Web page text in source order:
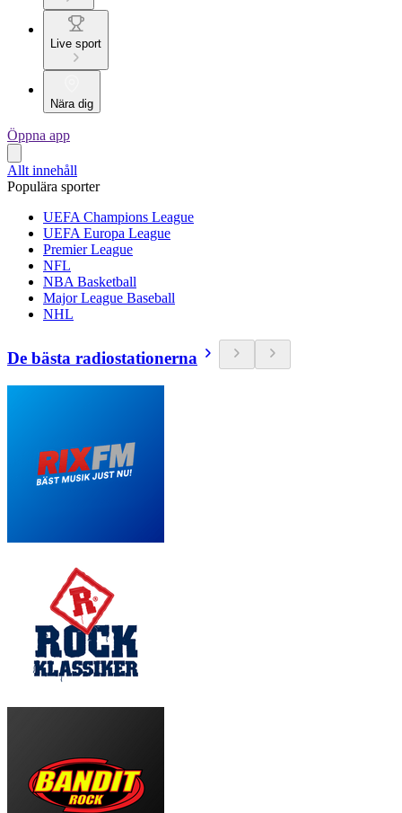
Live sport
Nära dig
Öppna app
Allt innehåll
Populära sporter
UEFA Champions League
UEFA Europa League
Premier League
NFL
NBA Basketball
Major League Baseball
NHL
De bästa radiostationerna